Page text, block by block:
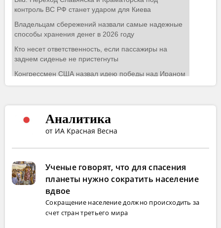
Аналитика
от ИА Красная Весна
Ученые говорят, что для спасения
планеты нужно сократить население
вдвое
Сокращение население должно происходить за
счет стран третьего мира